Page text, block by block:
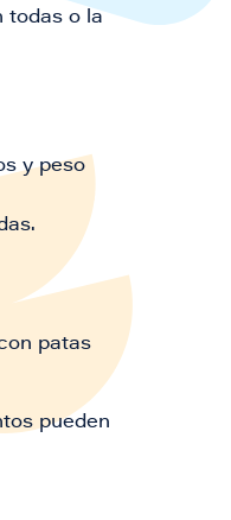
todas o la
y peso
patas
pueden